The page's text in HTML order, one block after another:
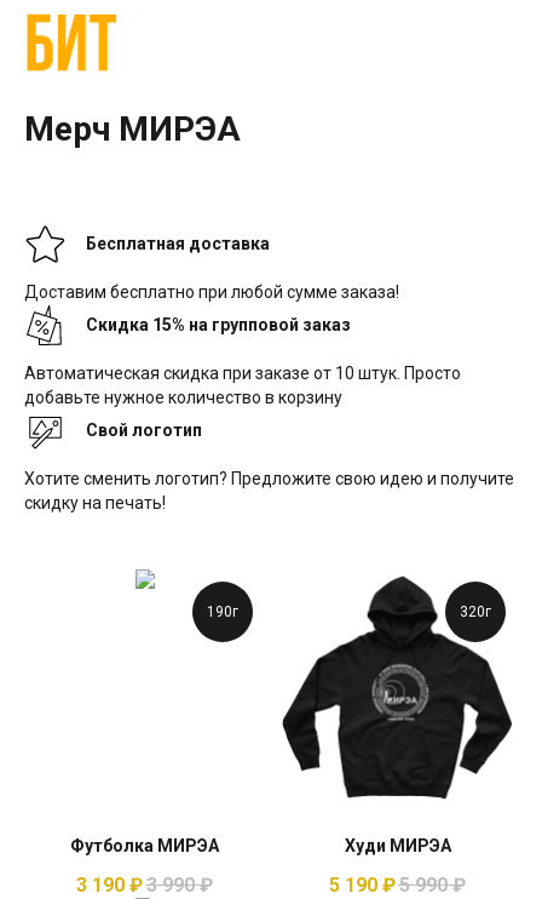
Мерч МИРЭА
Бесплатная доставка
Доставим бесплатно при любой сумме заказа!
Скидка 15% на групповой заказ
Автоматическая скидка при заказе от 10 штук. Просто
добавьте нужное количество в корзину
Свой логотип
Хотите сменить логотип? Предложите свою идею и получите
скидку на печать!
190г
Футболка МИРЭА
3 190 ₽3 990 ₽
320г
Худи МИРЭА
5 190 ₽5 990 ₽